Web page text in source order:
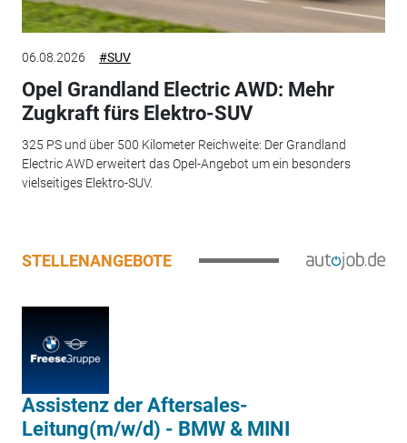
06.08.2026 #SUV
Opel Grandland Electric AWD: Mehr
Zugkraft fürs Elektro-SUV
325 PS und über 500 Kilometer Reichweite: Der Grandland
Electric AWD erweitert das Opel-Angebot um ein besonders
vielseitiges Elektro-SUV.
STELLENANGEBOTE
Assistenz der Aftersales-
Leitung(m/w/d) - BMW & MINI